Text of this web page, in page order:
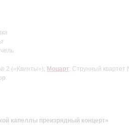
2 («Квинты»); Моцарт: Струнный квартет
капеллы преизрядный концерт»